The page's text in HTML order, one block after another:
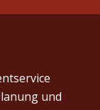
und